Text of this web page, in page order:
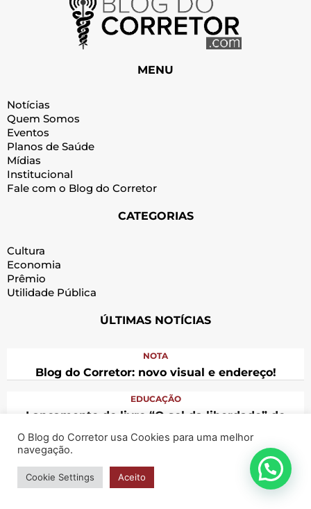
MENU
Notícias
Quem Somos
Eventos
Planos de Saúde
Mídias
Institucional
Fale com o Blog do Corretor
CATEGORIAS
Cultura
Economia
Prêmio
Utilidade Pública
ÚLTIMAS NOTÍCIAS
NOTA
Blog do Corretor: novo visual e endereço!
EDUCAÇÃO
Lançamento do livro “O sol da liberdade” do
© 2022 – Blog do Corretor – Todos os direitos reservados
Desenvolvido com
pelo time Agência Weber.
O Blog do Corretor usa Cookies para uma melhor
navegação.
Cookie Settings Aceito